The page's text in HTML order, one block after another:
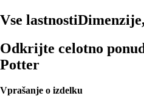
Vse lastnosti
Odkrijte celotno
Potter
Vprašanje o izdelku